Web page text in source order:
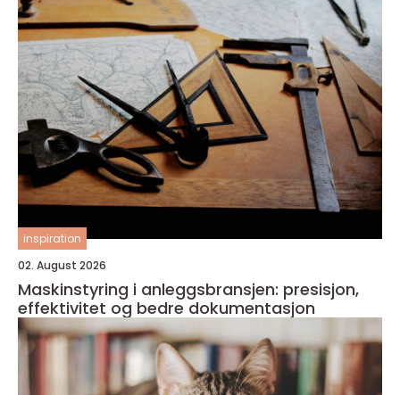
inspiration
02. August 2026
Maskinstyring i anleggsbransjen: presisjon,
effektivitet og bedre dokumentasjon